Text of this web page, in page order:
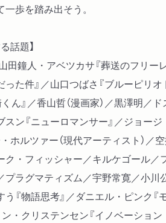
歩を踏み出そう。
話題】
田鐘人・アベツカサ『葬送のフリー
た件』／山口つばさ『ブルーピリオ
ん』／香山哲（漫画家）／黒澤明／
スン『ニューロマンサー』／ジョージ
ホルツァー（現代アーティスト）／
ク・フィッシャー／キルケゴール／
プラグマティズム／宇野常寛／小川
『物語思考』／ダニエル・ピンク『
ン・クリステンセン『イノベーション